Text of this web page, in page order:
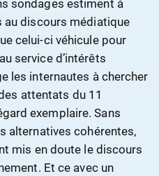
sondages estiment à
au discours médiatique
celui-ci véhicule pour
service d’intérêts
les internautes à chercher
attentats du 11
exemplaire. Sans
alternatives cohérentes,
mis en doute le discours
Et ce avec un